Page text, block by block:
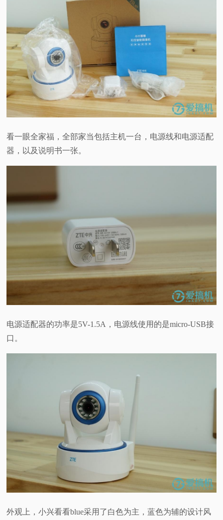
看一眼全家福，全部家当包括主机一台，电源线和电源适配
器，以及说明书一张。
电源适配器的功率是5V-1.5A，电源线使用的是micro-USB接
口。
外观上，小兴看看blue采用了白色为主，蓝色为辅的设计风